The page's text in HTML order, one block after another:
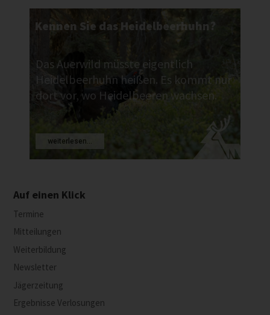
Kennen Sie das Heidelbeerhuhn?
Das Auerwild müsste eigentlich
Heidelbeerhuhn heißen. Es kommt nur
dort vor, wo Heidelbeeren wachsen.
weiterlesen...
Auf einen Klick
Termine
Mitteilungen
Weiterbildung
Newsletter
Jägerzeitung
Ergebnisse Verlosungen